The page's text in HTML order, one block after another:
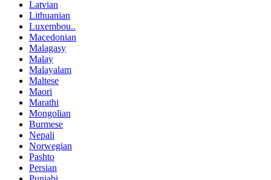
Latvian
Lithuanian
Luxembou..
Macedonian
Malagasy
Malay
Malayalam
Maltese
Maori
Marathi
Mongolian
Burmese
Nepali
Norwegian
Pashto
Persian